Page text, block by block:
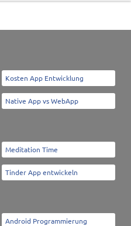
Kosten App Entwicklung
Native App vs WebApp
Meditation Time
Tinder App entwickeln
Android Programmierung